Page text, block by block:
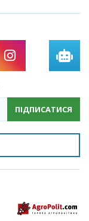
ПІДПИСАТИСЯ